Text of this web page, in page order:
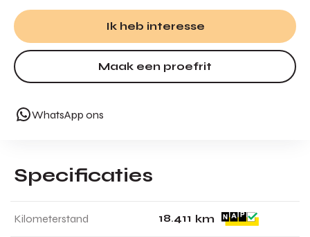
Ik heb interesse
Maak een proefrit
WhatsApp ons
Specificaties
Kilometerstand 18.411 km